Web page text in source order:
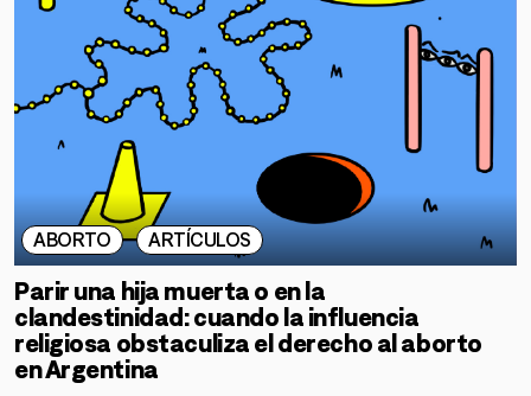
ABORTO ARTÍCULOS
Parir una hija muerta o en la
clandestinidad: cuando la influencia
religiosa obstaculiza el derecho al aborto
en Argentina